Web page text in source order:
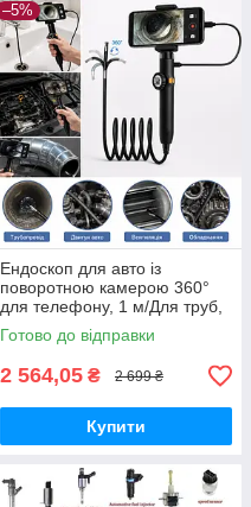
–5%
Ендоскоп для авто із
поворотною камерою 360°
для телефону, 1 м/Для труб,
авто, СТО
Готово до відправки
2 564,05 ₴ 2 699 ₴
Купити